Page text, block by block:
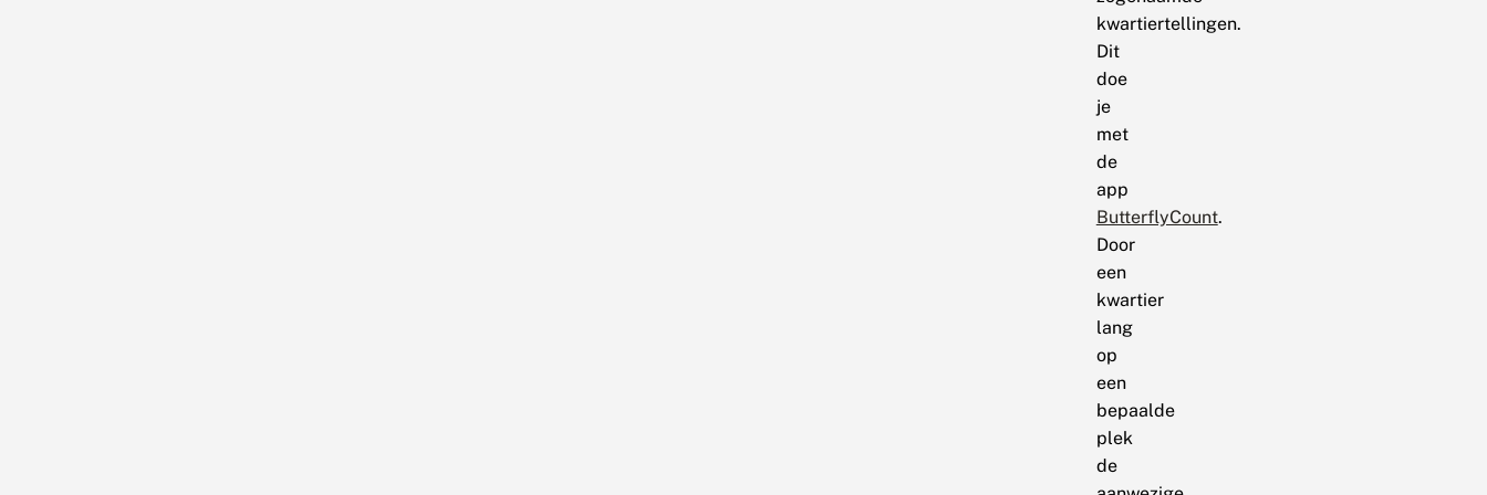
kwartiertellingen.
Dit
doe
je
met
de
app
ButterflyCount.
Door
een
kwartier
lang
op
een
bepaalde
plek
de